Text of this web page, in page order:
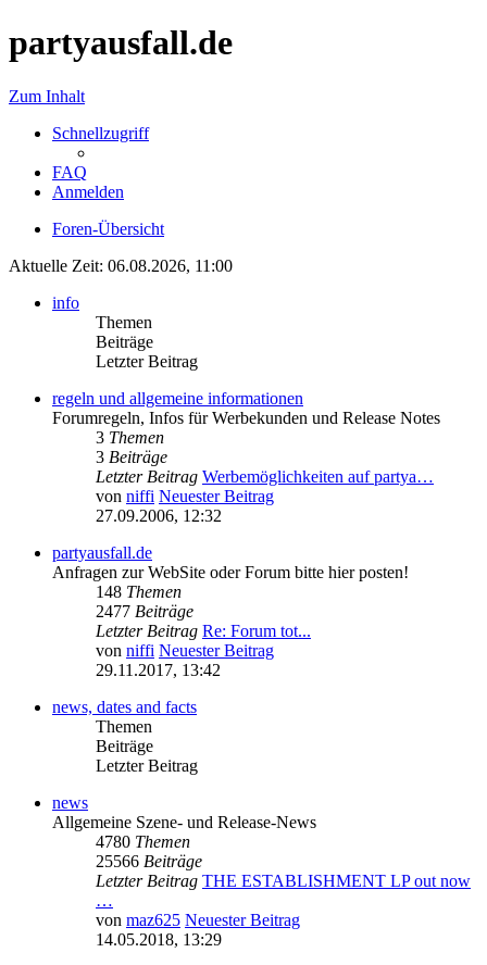
partyausfall.de
Zum Inhalt
Schnellzugriff
FAQ
Anmelden
Foren-Übersicht
Aktuelle Zeit: 06.08.2026, 11:00
info
Themen
Beiträge
Letzter Beitrag
regeln und allgemeine informationen
Forumregeln, Infos für Werbekunden und Release Notes
3 Themen
3 Beiträge
Letzter Beitrag Werbemöglichkeiten auf partya…
von niffi Neuester Beitrag
27.09.2006, 12:32
partyausfall.de
Anfragen zur WebSite oder Forum bitte hier posten!
148 Themen
2477 Beiträge
Letzter Beitrag Re: Forum tot...
von niffi Neuester Beitrag
29.11.2017, 13:42
news, dates and facts
Themen
Beiträge
Letzter Beitrag
news
Allgemeine Szene- und Release-News
4780 Themen
25566 Beiträge
Letzter Beitrag THE ESTABLISHMENT LP out now
…
von maz625 Neuester Beitrag
14.05.2018, 13:29